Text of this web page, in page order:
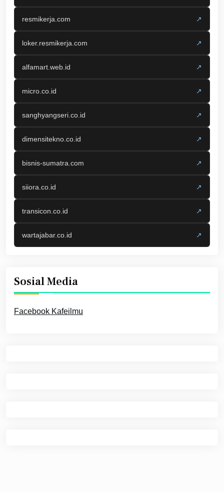
resmikerja.com ↗
loker.resmikerja.com ↗
alfamart.web.id ↗
micro.co.id ↗
sanghyangseri.co.id ↗
dimensitekno.co.id ↗
bisnis-sumatra.com ↗
siiora.co.id ↗
transicon.co.id ↗
wartajabar.co.id ↗
Sosial Media
Facebook Kafeilmu